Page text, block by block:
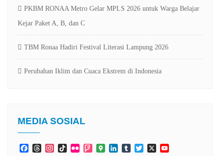
PKBM RONAA Metro Gelar MPLS 2026 untuk Warga Belajar
Kejar Paket A, B, dan C
TBM Ronaa Hadiri Festival Literasi Lampung 2026
Perubahan Iklim dan Cuaca Ekstrem di Indonesia
MEDIA SOSIAL
FacebookThreadsInstagramTikTokFlickr Foursquare
GoogleLinkedInTumblrTwitter
X